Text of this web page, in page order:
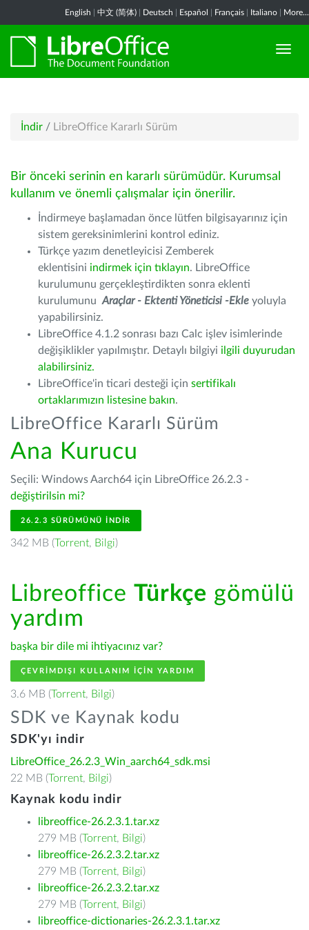
English 中文 (简体) Deutsch Español Français Italiano More...
İndir / LibreOffice Kararlı Sürüm
Bir önceki serinin en kararlı sürümüdür. Kurumsal
kullanım ve önemli çalışmalar için önerilir.
İndirmeye başlamadan önce lütfen bilgisayarınız için
sistem gereksinimlerini kontrol ediniz.
Türkçe yazım denetleyicisi Zemberek
eklentisini indirmek için tıklayın. LibreOffice
kurulumunu gerçekleştirdikten sonra eklenti
kurulumunu Araçlar - Ektenti Yöneticisi -Ekle yoluyla
yapabilirsiniz.
LibreOffice 4.1.2 sonrası bazı Calc işlev isimlerinde
değişiklikler yapılmıştır. Detaylı bilgiyi ilgili duyurudan
alabilirsiniz.
LibreOffice'in ticari desteği için sertifikalı
ortaklarımızın listesine bakın.
LibreOffice Kararlı Sürüm
Ana Kurucu
Seçili: Windows Aarch64 için LibreOffice 26.2.3 -
değiştirilsin mi?
26.2.3 SÜRÜMÜNÜ İNDIR
342 MB (Torrent, Bilgi)
Libreoffice Türkçe gömülü
yardım
başka bir dile mi ihtiyacınız var?
ÇEVRIMDIŞI KULLANIM IÇIN YARDIM
3.6 MB (Torrent, Bilgi)
SDK ve Kaynak kodu
SDK'yı indir
LibreOffice_26.2.3_Win_aarch64_sdk.msi
22 MB (Torrent, Bilgi)
Kaynak kodu indir
libreoffice-26.2.3.1.tar.xz
279 MB (Torrent, Bilgi)
libreoffice-26.2.3.2.tar.xz
279 MB (Torrent, Bilgi)
libreoffice-26.2.3.2.tar.xz
279 MB (Torrent, Bilgi)
libreoffice-dictionaries-26.2.3.1.tar.xz